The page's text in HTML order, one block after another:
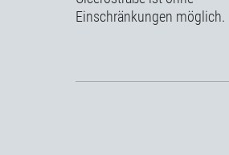
Einschränkungen möglich.